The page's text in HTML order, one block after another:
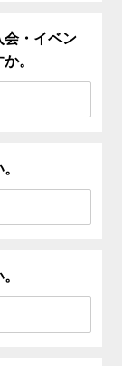
会・イベン
。